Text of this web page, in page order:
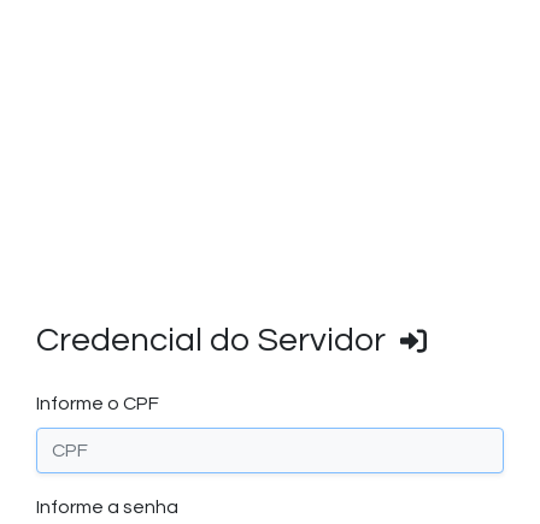
Credencial do Servidor
Informe o CPF
Informe a senha